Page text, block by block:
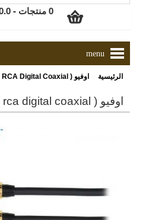
0 منتجات - 0.0
menu
الرئيسية اوفيو ( RCA Digital Coaxial ) كابل صوت ديجيتال